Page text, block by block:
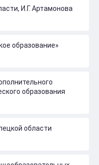
И.Г. Артамонова
образование»
образования
области